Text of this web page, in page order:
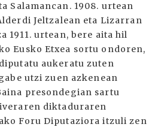
Salamancan. 1908. urtean
Jeltzalean eta Lizarran
1911. urtean, bere aita hil
Eusko Etxea sortu ondoren,
aukeratu zuten
utzi zuen azkenean
presondegian sartu
diktaduraren
Foru Diputaziora itzuli zen